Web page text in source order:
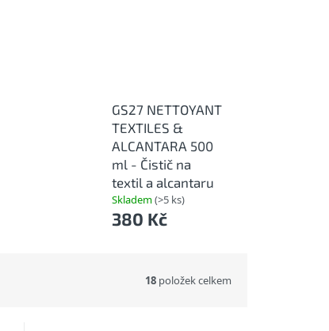
GS27 NETTOYANT
TEXTILES &
ALCANTARA 500
ml - Čistič na
textil a alcantaru
Skladem(>5 ks)
380 Kč
18 položek celkem